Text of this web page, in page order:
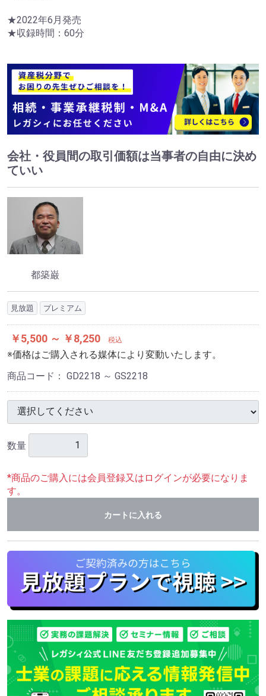
★2022年6月発売
★収録時間：60分
会社・役員間の取引価額は当事者の自由に決め
ていい
都築巌
見放題 プレミアム
￥5,500 ～ ￥8,250 税込
※価格はご購入される媒体により変動いたします。
商品コード： GD2218 ～ GS2218
数量
*商品のご購入には会員登録又はログインが必要になりま
す。
カートに入れる